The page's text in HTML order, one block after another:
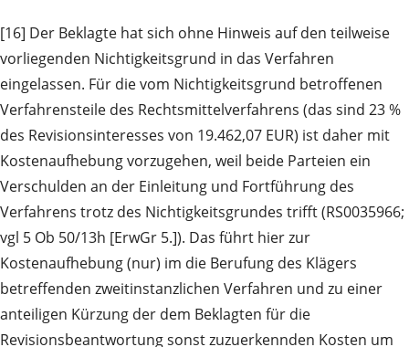
[16] Der Beklagte hat sich ohne Hinweis auf den teilweise
vorliegenden Nichtigkeitsgrund in das Verfahren
eingelassen. Für die vom Nichtigkeitsgrund betroffenen
Verfahrensteile des Rechtsmittelverfahrens (das sind 23 %
des Revisionsinteresses von 19.462,07 EUR) ist daher mit
Kostenaufhebung vorzugehen, weil beide Parteien ein
Verschulden an der Einleitung und Fortführung des
Verfahrens trotz des Nichtigkeitsgrundes trifft (RS0035966;
vgl 5 Ob 50/13h [ErwGr 5.]). Das führt hier zur
Kostenaufhebung (nur) im die Berufung des Klägers
betreffenden zweitinstanzlichen Verfahren und zu einer
anteiligen Kürzung der dem Beklagten für die
Revisionsbeantwortung sonst zuzuerkennden Kosten um